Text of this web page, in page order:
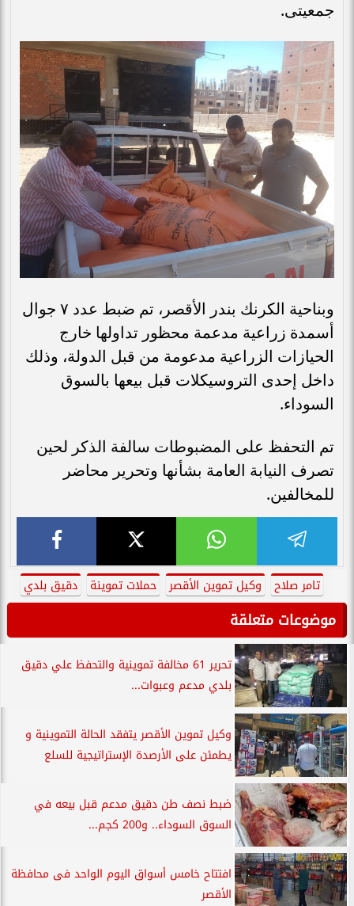
جمعيتى.
وبناحية الكرنك بندر الأقصر، تم ضبط عدد ٧ جوال
أسمدة زراعية مدعمة محظور تداولها خارج
الحيازات الزراعية مدعومة من قبل الدولة، وذلك
داخل إحدى التروسيكلات قبل بيعها بالسوق
السوداء.
تم التحفظ على المضبوطات سالفة الذكر لحين
تصرف النيابة العامة بشأنها وتحرير محاضر
للمخالفين.
تامر صلاح وكيل تموين الأقصر حملات تموينة دقيق بلدي
موضوعات متعلقة
تحرير 61 مخالفة تموينية والتحفظ علي دقيق
بلدي مدعم وعبوات...
وكيل تموين الأقصر يتفقد الحالة التموينية و
يطمئن على الأرصدة الإستراتيجية للسلع
ضبط نصف طن دقيق مدعم قبل بيعه في
السوق السوداء.. و200 كجم...
افتتاح خامس أسواق اليوم الواحد فى محافظة
الأقصر